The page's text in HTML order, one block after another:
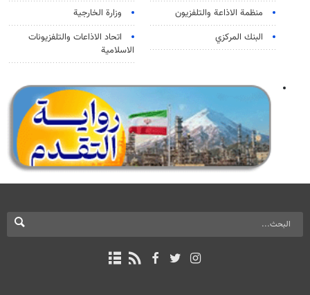
منظمة الاذاعة والتلفزیون
وزارة الخارجية
البنك المركزي
اتحاد الاذاعات والتلفزيونات
الاسلامية